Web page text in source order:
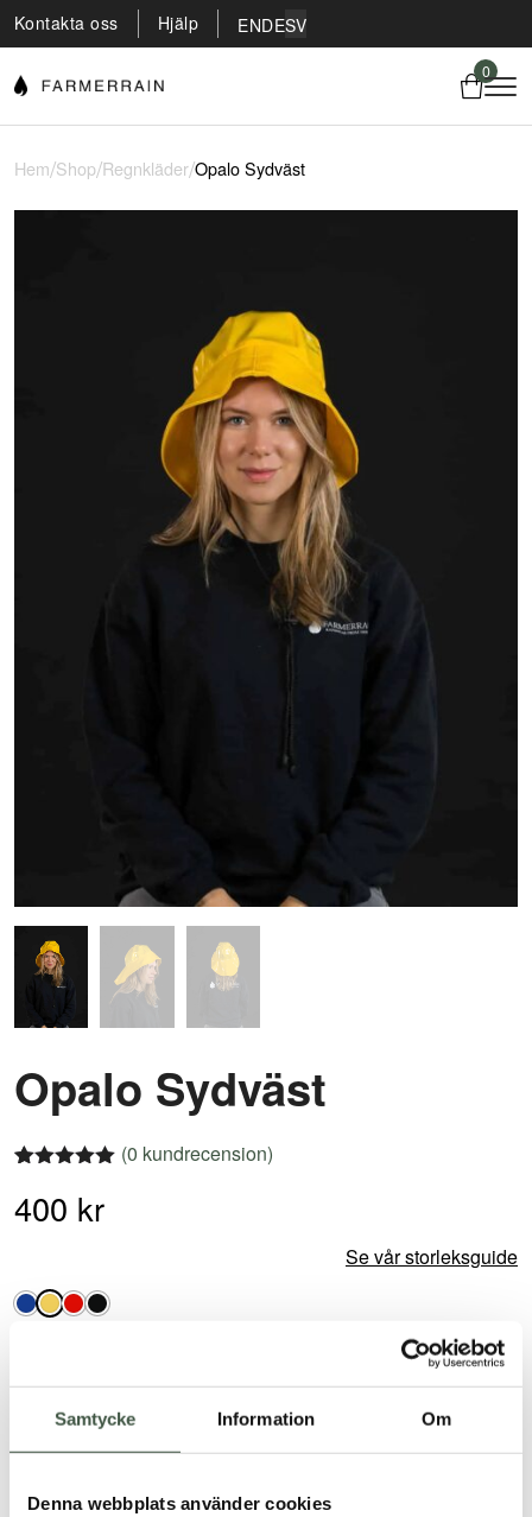
Samtycke Information Om
Denna webbplats använder cookies
Kontakta oss Hjälp ENDESV
0
Hem/Shop/Regnkläder/Opalo Sydväst
Opalo Sydväst
5.00av 5
baserat på
(0 kundrecension)
400 kr
Se vår storleksguide
Beställningsvara beräknad leveranstid:2-4 veckor
Opalo